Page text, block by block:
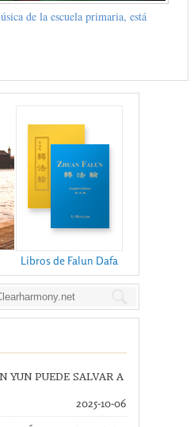
de la escuela primaria, está
Libros de Falun Dafa
YUN PUEDE SALVAR A
2025-10-06